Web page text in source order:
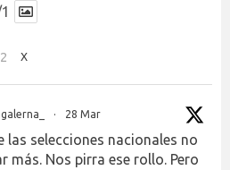
X
· 28 Mar
selecciones nacionales no
más. Nos pirra ese rollo. Pero